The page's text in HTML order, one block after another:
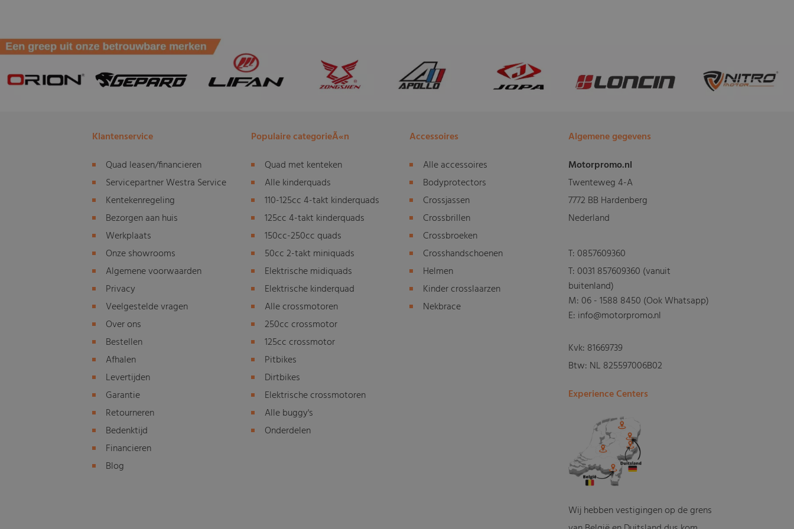
Klantenservice
Quad leasen/financieren
Servicepartner Westra Service
Kentekenregeling
Bezorgen aan huis
Werkplaats
Onze showrooms
Algemene voorwaarden
Privacy
Veelgestelde vragen
Over ons
Bestellen
Afhalen
Levertijden
Garantie
Retourneren
Bedenktijd
Financieren
Blog
Populaire categorieÃ«n
Quad met kenteken
Alle kinderquads
110-125cc 4-takt kinderquads
125cc 4-takt kinderquads
150cc-250cc quads
50cc 2-takt miniquads
Elektrische midiquads
Elektrische kinderquad
Alle crossmotoren
250cc crossmotor
125cc crossmotor
Pitbikes
Dirtbikes
Elektrische crossmotoren
Alle buggy's
Onderdelen
Accessoires
Alle accessoires
Bodyprotectors
Crossjassen
Crossbrillen
Crossbroeken
Crosshandschoenen
Helmen
Kinder crosslaarzen
Nekbrace
Algemene gegevens
Motorpromo.nl
Twenteweg 4-A
7772 BB Hardenberg
Nederland
T:0857609360
T:0031 857609360 (vanuit
buitenland)
M:06 - 1588 8450 (Ook Whatsapp)
E: info@motorpromo.nl
Kvk: 81669739
Btw: NL 825597006B02
Experience Centers
Wij hebben vestigingen op de grens